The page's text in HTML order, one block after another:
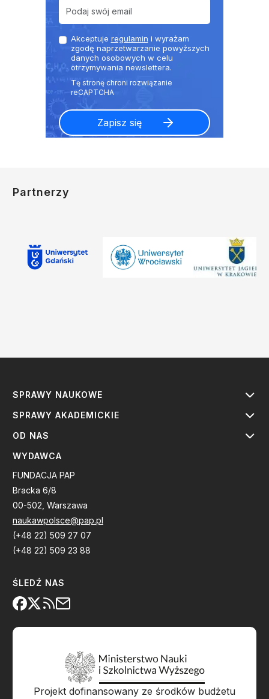
Akceptuje regulamin i wyrażam
zgodę naprzetwarzanie powyższych
danych osobowych w celu
otrzymywania newslettera.
Partnerzy
SPRAWY NAUKOWE
SPRAWY AKADEMICKIE
OD NAS
WYDAWCA
FUNDACJA PAP
Bracka 6/8
00-502, Warszawa
naukawpolsce@pap.pl
(+48 22) 509 27 07
(+48 22) 509 23 88
ŚLEDŹ NAS
Projekt dofinansowany ze środków budżetu